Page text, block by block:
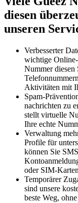
diesen
unseren
Verbesserter
wichtige
Nummer diesen
Aktivitäten mit
Spam-
nachrichten zu
stellt virtuelle
Ihre echte
Verwaltung
Profile für
können Sie
oder SIM-
Temporärer
sind unsere
beste Weg,